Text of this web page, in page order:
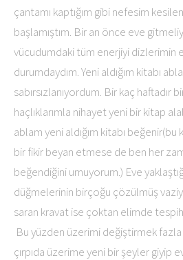
çantamı kaptığım gibi nefesim
başlamıştım. Bir an önce eve
vücudumdaki tüm enerjiyi dizlerimin
durumdaydım. Yeni aldığım kitabı
sabırsızlanıyordum. Bir kaç haftadır
haçlıklarımla nihayet yeni bir kitap
ablam yeni aldığım kitabı
bir fikir beyan etmese de ben her
beğendiğini umuyorum.) Eve
düğmelerinin birçoğu çözülmüş
saran kravat ise çoktan elimde
Bu yüzden üzerimi değiştirmek
çırpıda üzerime yeni bir şeyler giyip